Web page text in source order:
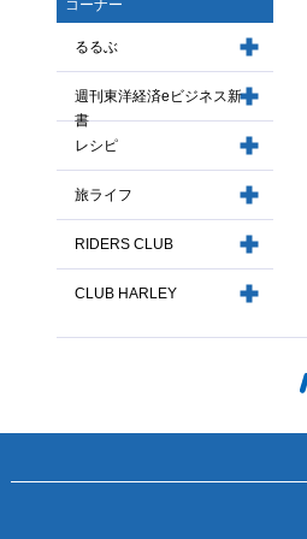
コーナー
るるぶ
週刊東洋経済eビジネス新
書
レシピ
旅ライフ
RIDERS CLUB
CLUB HARLEY